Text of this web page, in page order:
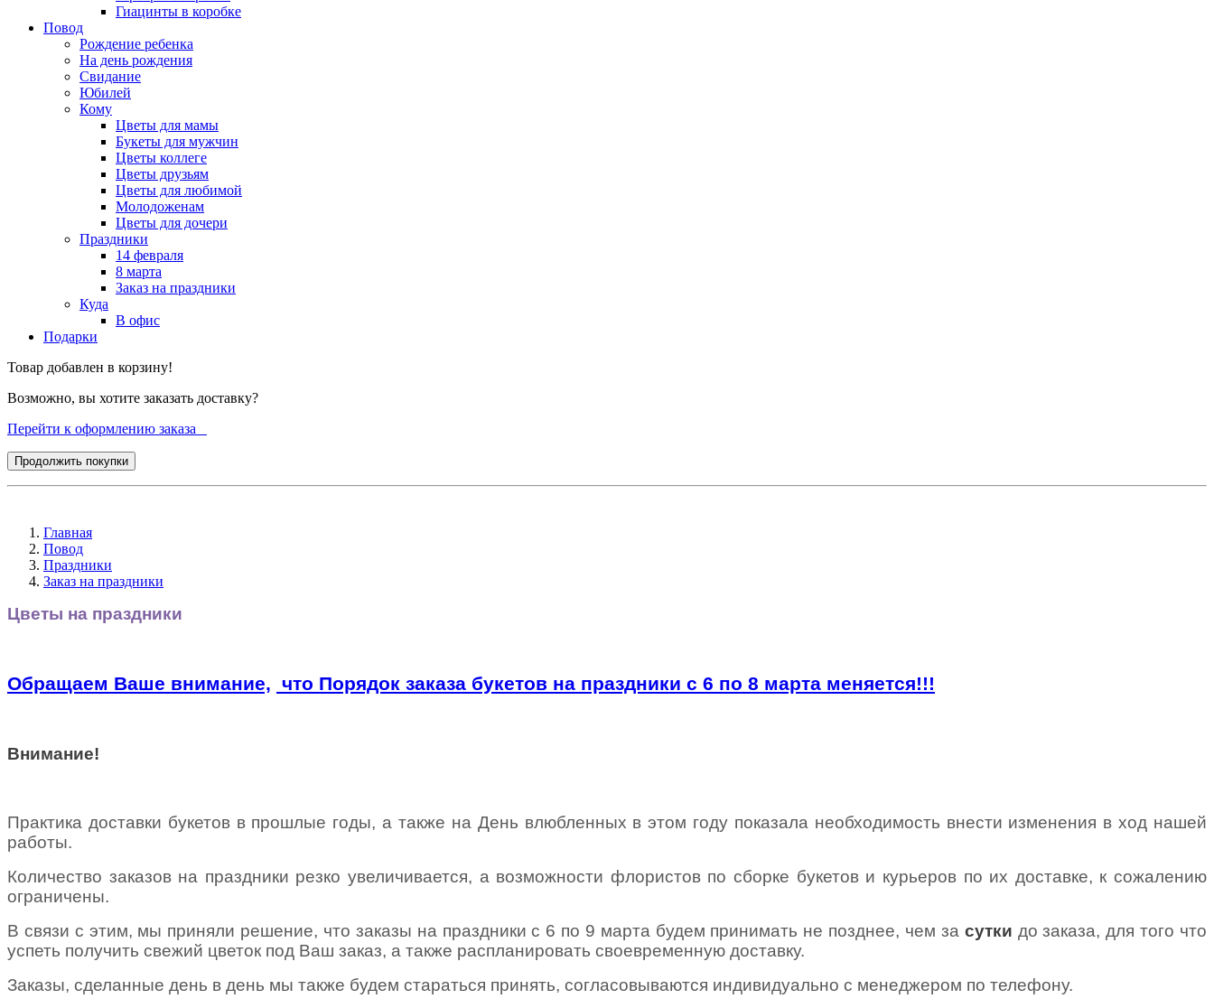
Гиацинты в коробке
Повод
Рождение ребенка
На день рождения
Свидание
Юбилей
Кому
Цветы для мамы
Букеты для мужчин
Цветы коллеге
Цветы друзьям
Цветы для любимой
Молодоженам
Цветы для дочери
Праздники
14 февраля
8 марта
Заказ на праздники
Куда
В офис
Подарки
Товар добавлен в корзину!
Возможно, вы хотите заказать доставку?
Перейти к оформлению заказа
Продолжить покупки
Главная
Повод
Праздники
Заказ на праздники
Цветы на праздники
Обращаем Ваше внимание, что Порядок заказа букетов на праздники с 6 по 8 марта меняется!!!
Внимание!
Практика доставки букетов в прошлые годы, а также на День влюбленных в этом году показала необходимость внести изменения в ход нашей
работы.
Количество заказов на праздники резко увеличивается, а возможности флористов по сборке букетов и курьеров по их доставке, к сожалению
ограничены.
В связи с этим, мы приняли решение, что заказы на праздники с 6 по 9 марта будем принимать не позднее, чем за сутки до заказа, для того что
успеть получить свежий цветок под Ваш заказ, а также распланировать своевременную доставку.
Заказы, сделанные день в день мы также будем стараться принять, согласовываются индивидуально с менеджером по телефону.